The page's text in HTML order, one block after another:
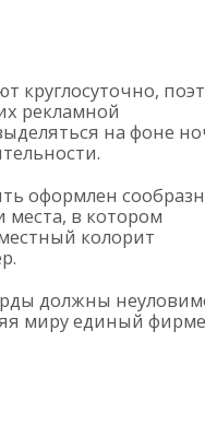
круглосуточно,
рекламной
на фоне
оформлен
места, в котором
колорит
должны
миру единый